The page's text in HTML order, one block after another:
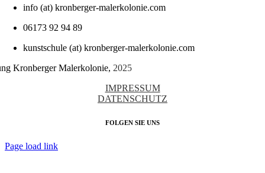
info (at) kronberger-malerkolonie.com
06173 92 94 89
kunstschule (at) kronberger-malerkolonie.com
Kronberger Malerkolonie, 2025
IMPRESSUM
DATENSCHUTZ
FOLGEN SIE UNS
Page load link